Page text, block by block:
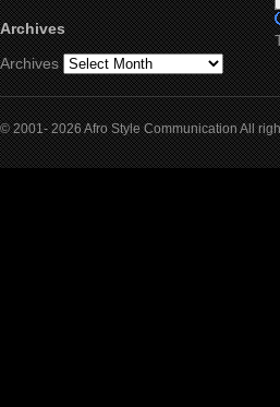
Archives
Archives
© 2001- 2026 Afro Style Communication All